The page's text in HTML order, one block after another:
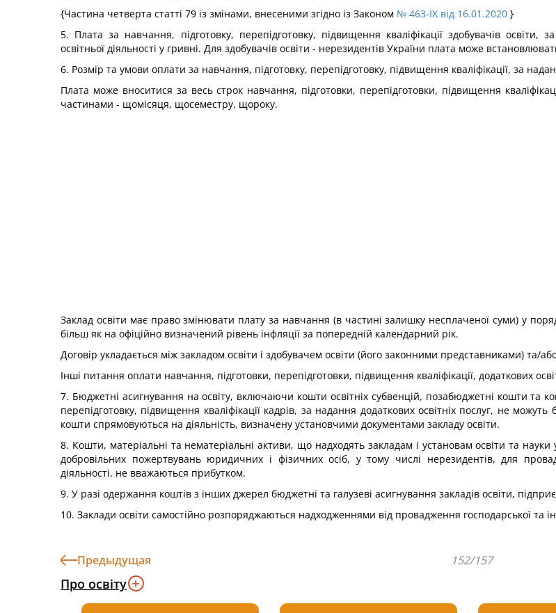
{Частина четверта статті 79 із змінами, внесеними згідно із Законом № 463-IX від 16.01.2020 }
5. Плата за навчання, підготовку, перепідготовку, підвищення кваліфікації здобувачів освіти,
освітньої діяльності у гривні. Для здобувачів освіти - нерезидентів України плата може
6. Розмір та умови оплати за навчання, підготовку, перепідготовку, підвищення кваліфікації, за
Плата може вноситися за весь строк навчання, підготовки, перепідготовки, підвищення
частинами - щомісяця, щосеместру, щороку.
Заклад освіти має право змінювати плату за навчання (в частині залишку несплаченої суми) у
більш як на офіційно визначений рівень інфляції за попередній календарний рік.
Договір укладається між закладом освіти і здобувачем освіти (його законними представниками)
Інші питання оплати навчання, підготовки, перепідготовки, підвищення кваліфікації, додаткових
7. Бюджетні асигнування на освіту, включаючи кошти освітніх субвенцій, позабюджетні кошти та
перепідготовку, підвищення кваліфікації кадрів, за надання додаткових освітніх послуг, не
кошти спрямовуються на діяльність, визначену установчими документами закладу освіти.
8. Кошти, матеріальні та нематеріальні активи, що надходять закладам і установам освіти та
добровільних пожертвувань юридичних і фізичних осіб, у тому числі нерезидентів, для
діяльності, не вважаються прибутком.
9. У разі одержання коштів з інших джерел бюджетні та галузеві асигнування закладів освіти,
10. Заклади освіти самостійно розпоряджаються надходженнями від провадження господарської та
Предыдущая 152/157
Про освіту